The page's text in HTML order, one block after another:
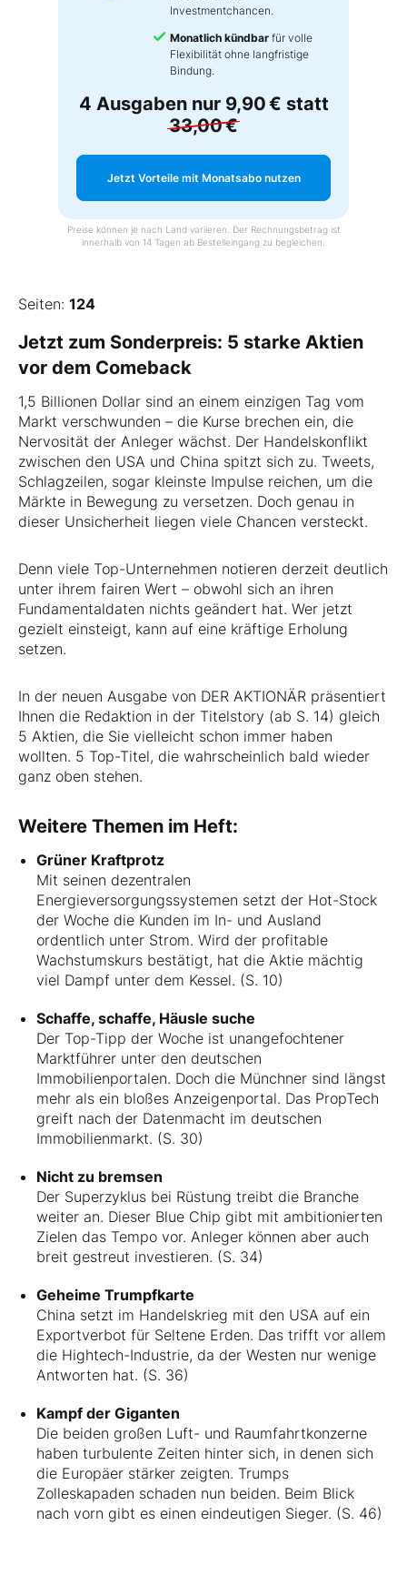
Investmentchancen.
Monatlich kündbar für volle
Flexibilität ohne langfristige
Bindung.
4 Ausgaben nur 9,90 € statt
33,00 €
Jetzt Vorteile mit Monatsabo nutzen
Preise können je nach Land variieren. Der Rechnungsbetrag ist
innerhalb von 14 Tagen ab Bestelleingang zu begleichen.
Seiten: 124
Jetzt zum Sonderpreis: 5 starke Aktien
vor dem Comeback
1,5 Billionen Dollar sind an einem einzigen Tag vom
Markt verschwunden – die Kurse brechen ein, die
Nervosität der Anleger wächst. Der Handelskonflikt
zwischen den USA und China spitzt sich zu. Tweets,
Schlagzeilen, sogar kleinste Impulse reichen, um die
Märkte in Bewegung zu versetzen. Doch genau in
dieser Unsicherheit liegen viele Chancen versteckt.
Denn viele Top-Unternehmen notieren derzeit deutlich
unter ihrem fairen Wert – obwohl sich an ihren
Fundamentaldaten nichts geändert hat. Wer jetzt
gezielt einsteigt, kann auf eine kräftige Erholung
setzen.
In der neuen Ausgabe von DER AKTIONÄR präsentiert
Ihnen die Redaktion in der Titelstory (ab S. 14) gleich
5 Aktien, die Sie vielleicht schon immer haben
wollten. 5 Top-Titel, die wahrscheinlich bald wieder
ganz oben stehen.
Weitere Themen im Heft:
Grüner Kraftprotz
Mit seinen dezentralen
Energieversorgungssystemen setzt der Hot-Stock
der Woche die Kunden im In- und Ausland
ordentlich unter Strom. Wird der profitable
Wachstumskurs bestätigt, hat die Aktie mächtig
viel Dampf unter dem Kessel. (S. 10)
Schaffe, schaffe, Häusle suche
Der Top-Tipp der Woche ist unangefochtener
Marktführer unter den deutschen
Immobilienportalen. Doch die Münchner sind längst
mehr als ein bloßes Anzeigenportal. Das PropTech
greift nach der Datenmacht im deutschen
Immobilienmarkt. (S. 30)
Nicht zu bremsen
Der Superzyklus bei Rüstung treibt die Branche
weiter an. Dieser Blue Chip gibt mit ambitionierten
Zielen das Tempo vor. Anleger können aber auch
breit gestreut investieren. (S. 34)
Geheime Trumpfkarte
China setzt im Handelskrieg mit den USA auf ein
Exportverbot für Seltene Erden. Das trifft vor allem
die Hightech-Industrie, da der Westen nur wenige
Antworten hat. (S. 36)
Kampf der Giganten
Die beiden großen Luft- und Raumfahrtkonzerne
haben turbulente Zeiten hinter sich, in denen sich
die Europäer stärker zeigten. Trumps
Zolleskapaden schaden nun beiden. Beim Blick
nach vorn gibt es einen eindeutigen Sieger. (S. 46)